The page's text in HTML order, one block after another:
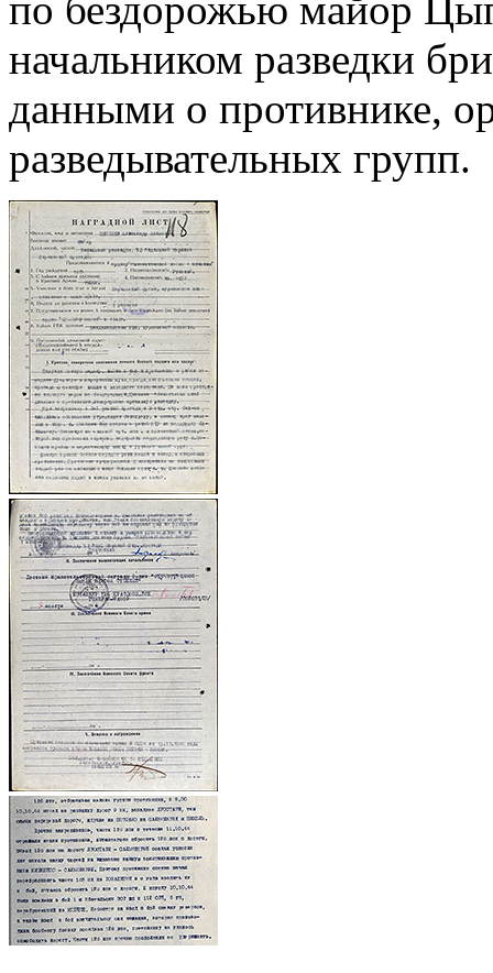
по бездорожью майор
начальником разведки
данными о противнике,
разведывательных групп.